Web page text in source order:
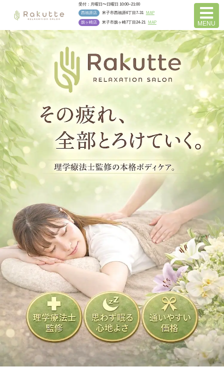
受付：月曜日〜日曜日 10:00~21:00
西福原店
米子市西福原6丁目7-31 MAP
旗ヶ崎店 米子市旗ヶ崎7丁目24-21 MAP MENU